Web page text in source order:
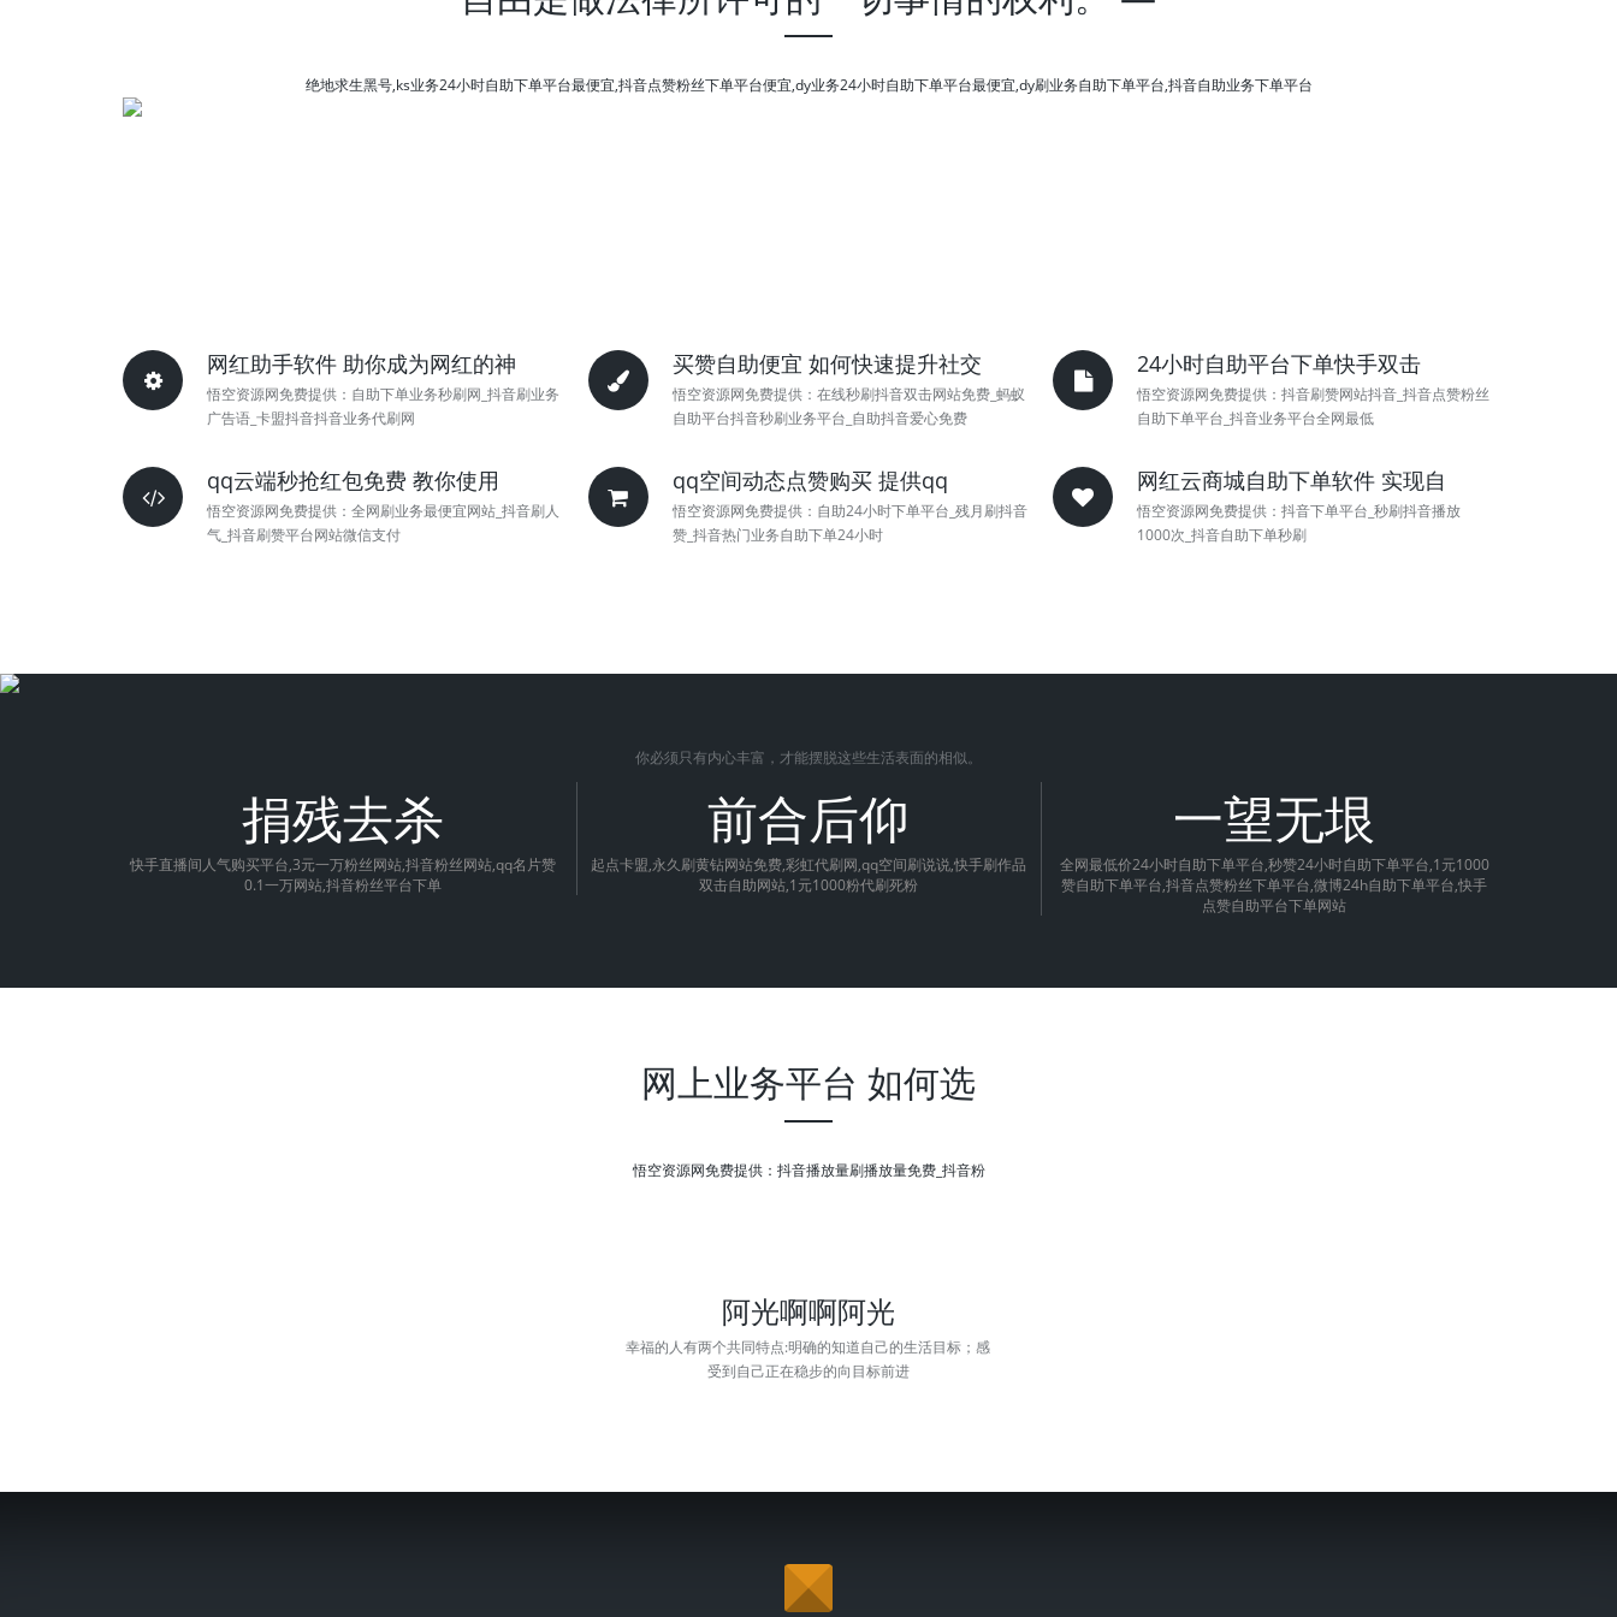
绝地求生黑号,ks业务24小时自助下单平台最便宜,抖音点赞粉丝下单平台便宜,dy业务24小时自助下单平台最便宜,dy刷业务自助下单平台,抖音自助业务下单平台
网红助手软件 助你成为网红的神
悟空资源网免费提供：自助下单业务秒刷网_抖音刷业务
广告语_卡盟抖音抖音业务代刷网
买赞自助便宜 如何快速提升社交
悟空资源网免费提供：在线秒刷抖音双击网站免费_蚂蚁
自助平台抖音秒刷业务平台_自助抖音爱心免费
24小时自助平台下单快手双击
悟空资源网免费提供：抖音刷赞网站抖音_抖音点赞粉丝
自助下单平台_抖音业务平台全网最低
qq云端秒抢红包免费 教你使用
悟空资源网免费提供：全网刷业务最便宜网站_抖音刷人
气_抖音刷赞平台网站微信支付
qq空间动态点赞购买 提供qq
悟空资源网免费提供：自助24小时下单平台_残月刷抖音
赞_抖音热门业务自助下单24小时
网红云商城自助下单软件 实现自
悟空资源网免费提供：抖音下单平台_秒刷抖音播放
1000次_抖音自助下单秒刷
你必须只有内心丰富，才能摆脱这些生活表面的相似。
捐残去杀
快手直播间人气购买平台,3元一万粉丝网站,抖音粉丝网站,qq名片赞
0.1一万网站,抖音粉丝平台下单
前合后仰
起点卡盟,永久刷黄钻网站免费,彩虹代刷网,qq空间刷说说,快手刷作品
双击自助网站,1元1000粉代刷死粉
一望无垠
全网最低价24小时自助下单平台,秒赞24小时自助下单平台,1元1000
赞自助下单平台,抖音点赞粉丝下单平台,微博24h自助下单平台,快手
点赞自助平台下单网站
网上业务平台 如何选
悟空资源网免费提供：抖音播放量刷播放量免费_抖音粉
阿光啊啊阿光
幸福的人有两个共同特点:明确的知道自己的生活目标；感
受到自己正在稳步的向目标前进